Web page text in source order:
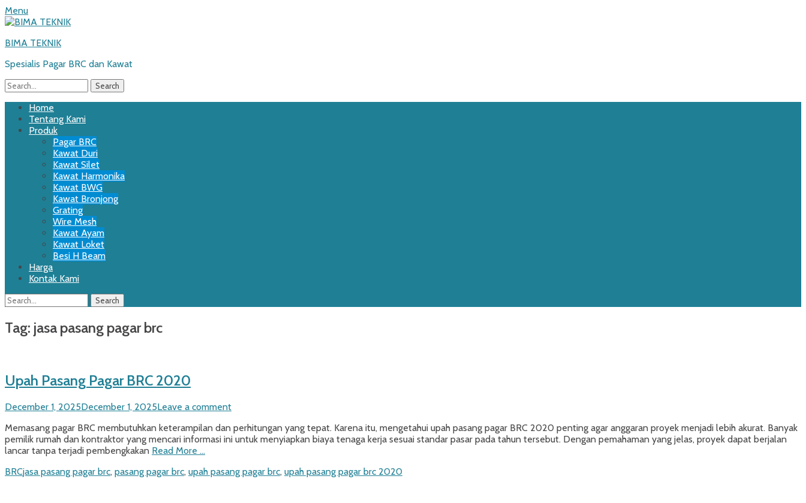
Menu
BIMA TEKNIK
Spesialis Pagar BRC dan Kawat
Search
for:
Primary
Menu
Skip
content
Home
Tentang Kami
Produk
Pagar BRC
Kawat Duri
Kawat Silet
Kawat Harmonika
Kawat BWG
Kawat Bronjong
Grating
Wire Mesh
Kawat Ayam
Kawat Loket
Besi H Beam
Harga
Kontak Kami
Search
Search
for:
Tag: jasa pasang pagar brc
Upah Pasang Pagar BRC 2020
Posted
December 1, 2025December 1, 2025Leave a comment
Memasang pagar BRC membutuhkan keterampilan dan perhitungan yang tepat. Karena itu, mengetahui upah pasang pagar BRC 2020 penting agar anggaran proyek menjadi lebih akurat. Banyak
pemilik rumah dan kontraktor yang mencari informasi ini untuk menyiapkan biaya tenaga kerja sesuai standar pasar pada tahun tersebut. Dengan pemahaman yang jelas, proyek dapat berjalan
lancar tanpa terjadi pembengkakan Read More …
Categories
BRCTags
jasa pasang pagar brc, pasang pagar brc, upah pasang pagar brc, upah pasang pagar brc 2020